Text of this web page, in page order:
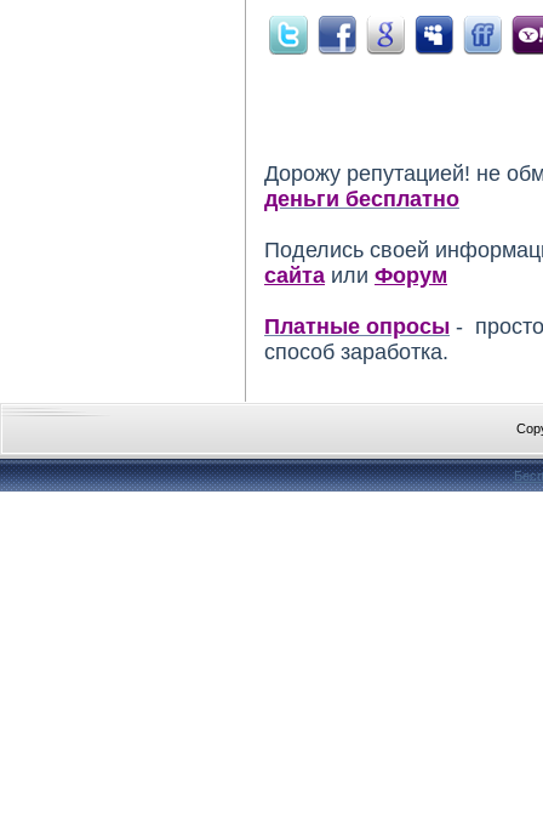
Дорожу репутацией! не
деньги бесплатно
Поделись своей
сайта или Форум
Платные опросы -
способ заработка.